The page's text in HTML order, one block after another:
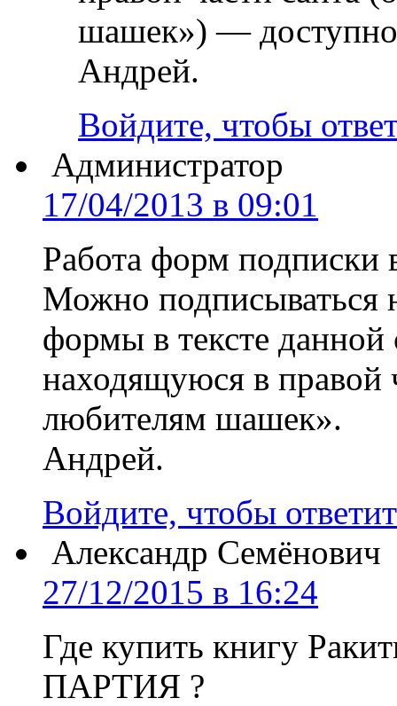
шашек») — доступно
Андрей.
Войдите, чтобы
Администратор
17/04/2013 в 09:01
Работа форм подписки
Можно подписываться
формы в тексте данной
находящуюся в правой
любителям шашек».
Андрей.
Войдите, чтобы
Александр Семёнович
27/12/2015 в 16:24
Где купить книгу
ПАРТИЯ ?